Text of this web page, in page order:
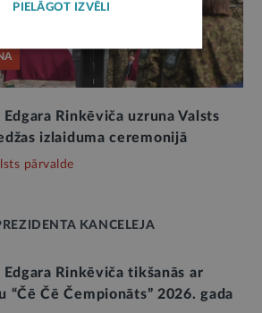
Rinkēviča uzruna Valsts
izlaiduma ceremonijā
pārvalde
KANCELEJA
Rinkēviča tikšanās ar
“Čē Čē Čempionāts” 2026. gada
PIELĀGOT IZVĒLI